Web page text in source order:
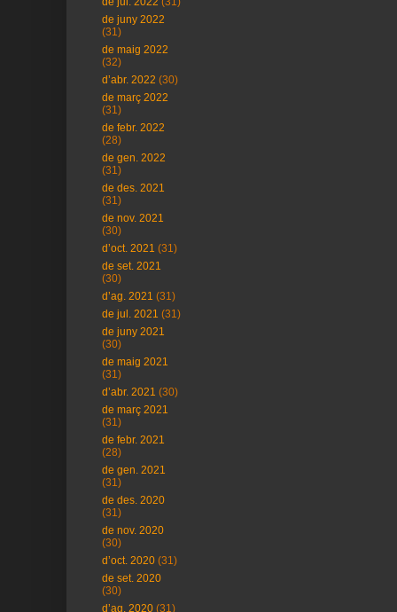
de juny 2022
(31)
de maig 2022
(32)
d’abr. 2022 (30)
de març 2022
(31)
de febr. 2022
(28)
de gen. 2022
(31)
de des. 2021
(31)
de nov. 2021
(30)
d’oct. 2021 (31)
de set. 2021
(30)
d’ag. 2021 (31)
de jul. 2021 (31)
de juny 2021
(30)
de maig 2021
(31)
d’abr. 2021 (30)
de març 2021
(31)
de febr. 2021
(28)
de gen. 2021
(31)
de des. 2020
(31)
de nov. 2020
(30)
d’oct. 2020 (31)
de set. 2020
(30)
d’ag. 2020 (31)